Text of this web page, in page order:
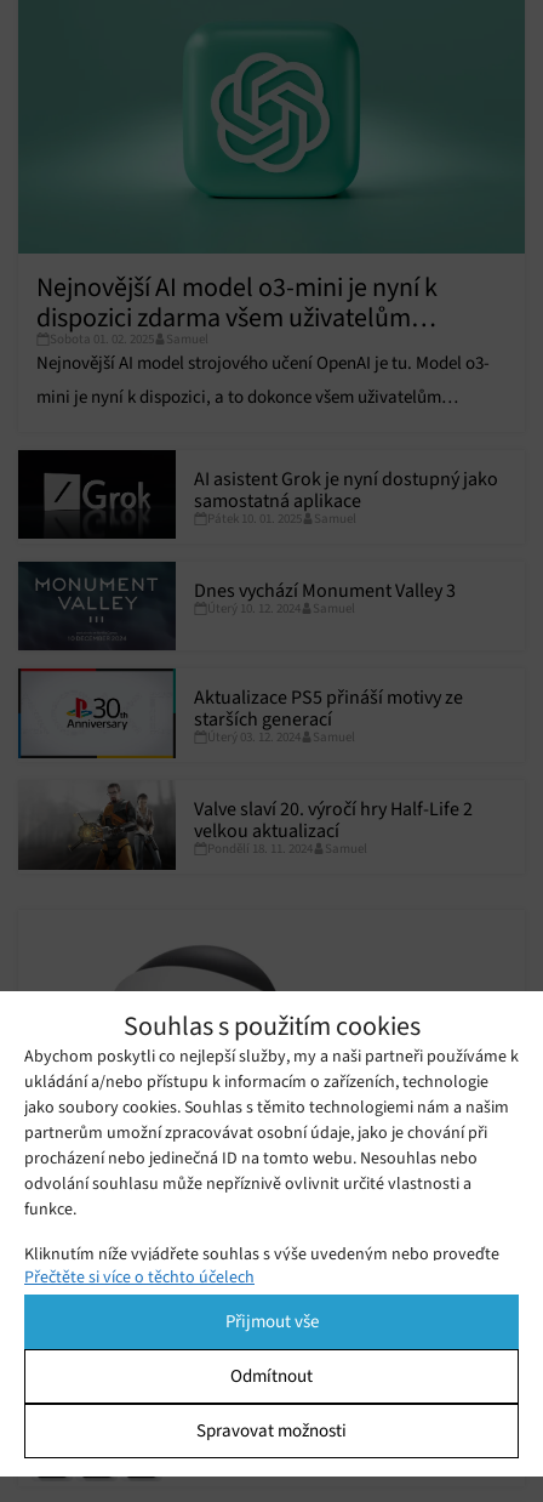
Souhlas s použitím cookies
Abychom poskytli co nejlepší služby, my a naši partneři používáme k
ukládání a/nebo přístupu k informacím o zařízeních, technologie
jako soubory cookies. Souhlas s těmito technologiemi nám a našim
partnerům umožní zpracovávat osobní údaje, jako je chování při
procházení nebo jedinečná ID na tomto webu. Nesouhlas nebo
odvolání souhlasu může nepříznivě ovlivnit určité vlastnosti a
funkce.
Kliknutím níže vyjádřete souhlas s výše uvedeným nebo proveďte
podrobnější rozhodnutí. Vaše volby budou použity pouze na tomto
pomocí přepínačů v Zásadách cookies nebo kliknutím na tlačítko
Spravovat souhlas ve spodní části obrazovky.
Ukládání a/nebo přístup k informacím v zařízení, Porozumění
publiku prostřednictvím statistik nebo kombinací údajů z
Přečtěte si více o těchto účelech
Přijmout vše
Odmítnout
Spravovat možnosti
Nejnovější AI model o3-mini je nyní k
dispozici zdarma všem uživatelům
ChatGPT
Sobota 01. 02. 2025 Samuel
Nejnovější AI model strojového učení OpenAI je tu. Model o3-
mini je nyní k dispozici, a to dokonce všem uživatelům
AI asistent Grok je nyní dostupný jako
samostatná aplikace
Pátek 10. 01. 2025 Samuel
Dnes vychází Monument Valley 3
Úterý 10. 12. 2024 Samuel
Aktualizace PS5 přináší motivy ze
starších generací
Úterý 03. 12. 2024 Samuel
Valve slaví 20. výročí hry Half-Life 2
velkou aktualizací
Pondělí 18. 11. 2024 Samuel
Camera pro systém PS5 a PS VR
Úterý 12. 11. 2024 Samuel
hráčům umožňuje připojit kameru PlayStation Camera k
Apple Music nabízí novým
předplatitelům tři měsíce zdarma
Úterý 20. 08. 2024 Samuel